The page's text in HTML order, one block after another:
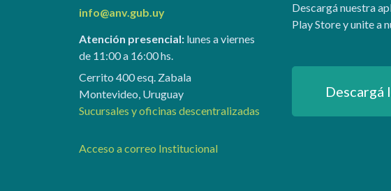
info@anv.gub.uy
Atención presencial:lunes a viernes
de 11:00 a 16:00 hs.
Cerrito 400 esq. Zabala
Montevideo, Uruguay
Sucursales y oficinas descentralizadas
Acceso a correo Institucional
Descargá nuestra
Play Store y unite a
Descargá